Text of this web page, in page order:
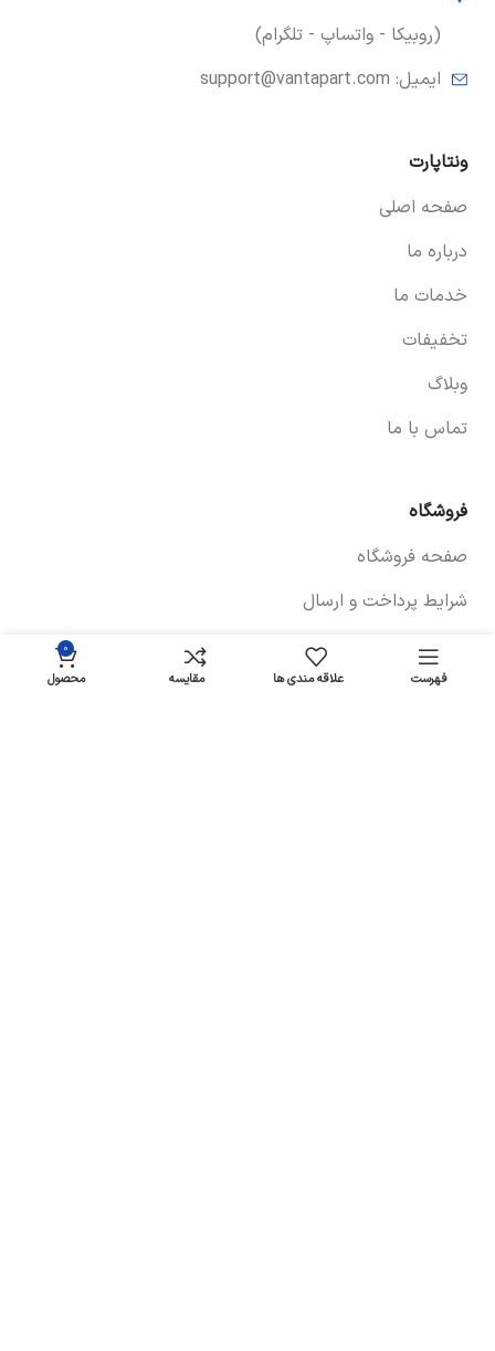
(روبیکا - واتساپ - تلگرام)
ایمیل: support@vantapart.com
ونتاپارت
صفحه اصلی
درباره ما
خدمات ما
تخفیفات
وبلاگ
تماس با ما
فروشگاه
صفحه فروشگاه
شرایط پرداخت و ارسال
سیاست های بازگشت کالا
پیگیری سفارش
فهرست علاقه مندی ها مقایسه
0
محصول